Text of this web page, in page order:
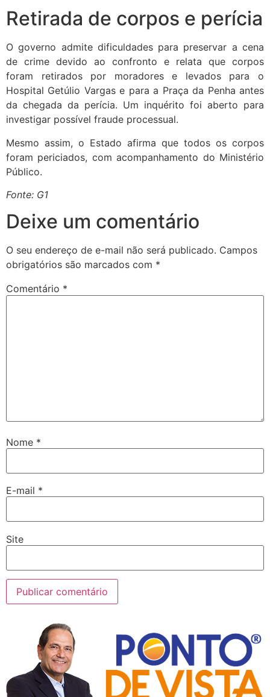
Retirada de corpos e perícia
O governo admite dificuldades para preservar a cena
de crime devido ao confronto e relata que corpos
foram retirados por moradores e levados para o
Hospital Getúlio Vargas e para a Praça da Penha antes
da chegada da perícia. Um inquérito foi aberto para
investigar possível fraude processual.
Mesmo assim, o Estado afirma que todos os corpos
foram periciados, com acompanhamento do Ministério
Público.
Fonte: G1
Deixe um comentário
O seu endereço de e-mail não será publicado. Campos
obrigatórios são marcados com *
Comentário *
Nome *
E-mail *
Site